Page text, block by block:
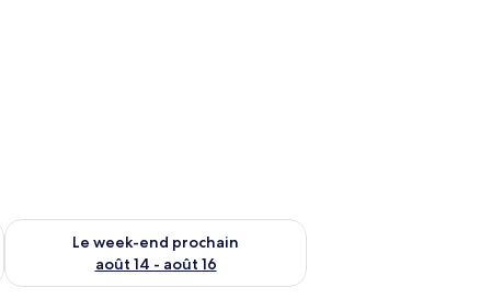
août 7 - août 9
Le week-end prochain
août 14 - août 16
Vérifier la disponibilité pour le week-end prochain août 14 -